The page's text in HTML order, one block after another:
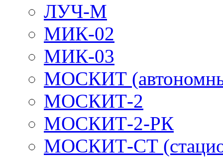
ЛУЧ-М
МИК-02
МИК-03
МОСКИТ
МОСКИТ-2
МОСКИТ-2-РК
МОСКИТ-СТ